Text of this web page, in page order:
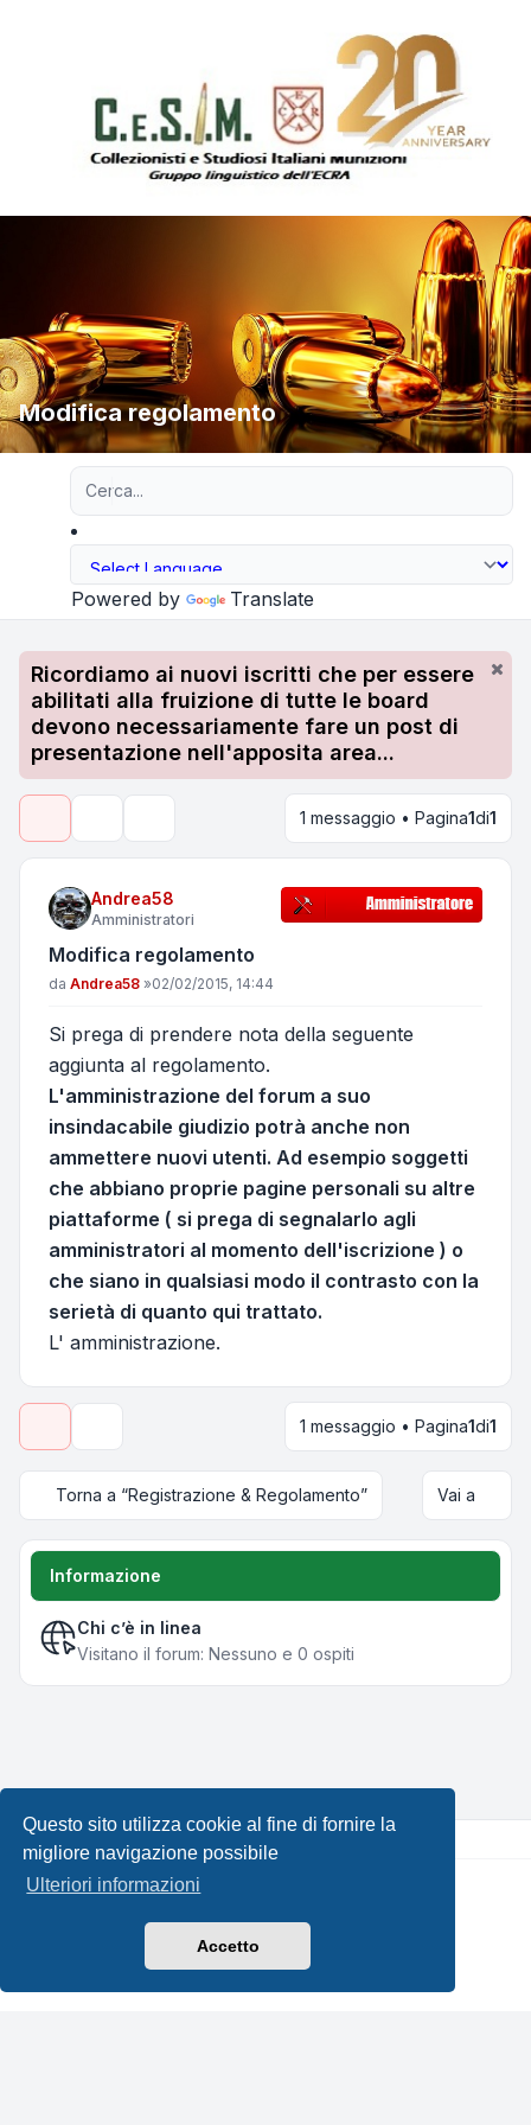
Questo sito utilizza cookie al fine di fornire la
migliore navigazione possibile
Ulteriori informazioni
Accetto
Modifica regolamento
Powered by Translate
Ricordiamo ai nuovi iscritti che per essere
abilitati alla fruizione di tutte le board
devono necessariamente fare un post di
presentazione nell'apposita area...
1 messaggio • Pagina1di1
Andrea58
Amministratori
Modifica regolamento
Messaggio
da Andrea58 »02/02/2015, 14:44
Si prega di prendere nota della seguente
aggiunta al regolamento.
L'amministrazione del forum a suo
insindacabile giudizio potrà anche non
ammettere nuovi utenti. Ad esempio soggetti
che abbiano proprie pagine personali su altre
piattaforme ( si prega di segnalarlo agli
amministratori al momento dell'iscrizione ) o
che siano in qualsiasi modo il contrasto con la
serietà di quanto qui trattato.
L' amministrazione.
1 messaggio • Pagina1di1
Torna a “Registrazione & Regolamento” Vai a
Informazione
Chi c’è in linea
Visitano il forum: Nessuno e 0 ospiti
Creato daphpBB® Forum Software © phpBB Limited •
Leenoz.com
phpBB-Italia.it
Condizioni|Tutti gli orari sono